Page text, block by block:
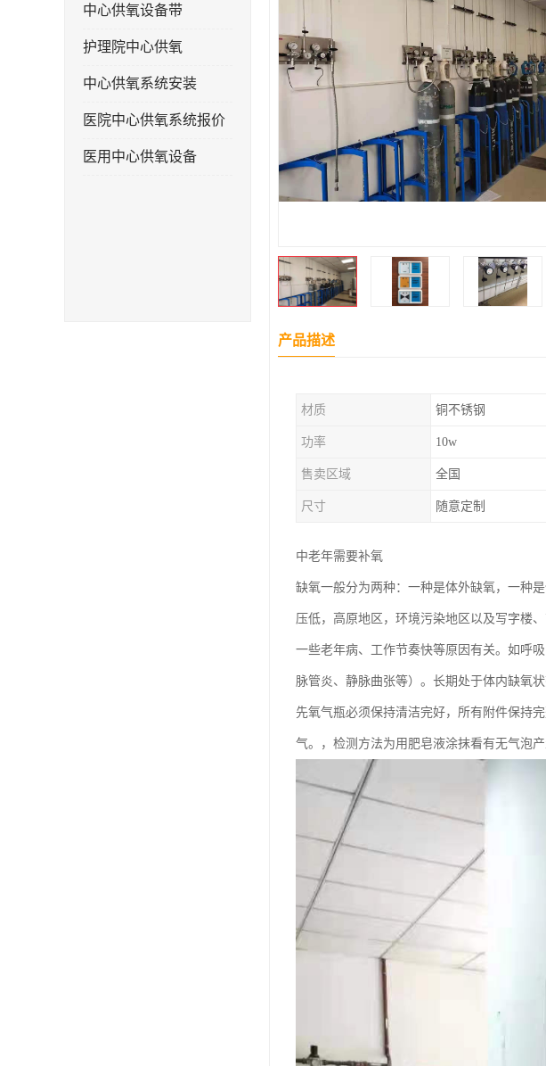
中心供氧设备带
护理院中心供氧
中心供氧系统安装
医院中心供氧系统报价
医用中心供氧设备
产品描述
材质 铜不锈钢
功率 10w
售卖区域 全国
尺寸 随意定制
中老年需要补氧
缺氧一般分为两种：一种是体外缺氧，一种
压低，高原地区，环境污染地区以及写字楼
一些老年病、工作节奏快等原因有关。如呼
脉管炎、静脉曲张等）。长期处于体内缺氧
先氧气瓶必须保持清洁完好，所有附件保持
气。，检测方法为用肥皂液涂抹看有无气泡